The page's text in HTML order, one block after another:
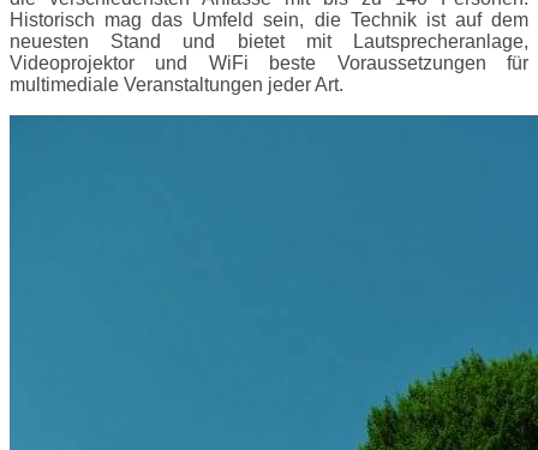
Historisch mag das Umfeld sein, die Technik ist auf dem
neuesten Stand und bietet mit Lautsprecheranlage,
Videoprojektor und WiFi beste Voraussetzungen für
multimediale Veranstaltungen jeder Art.